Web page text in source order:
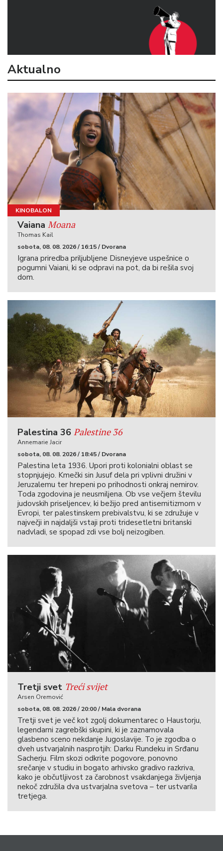
Aktualno
KINOBALON
Vaiana Moana
Thomas Kail
sobota, 08. 08. 2026 / 16:15 / Dvorana
Igrana priredba priljubljene Disneyjeve uspešnice o
pogumni Vaiani, ki se odpravi na pot, da bi rešila svoj
dom.
Palestina 36 Palestine 36
Annemarie Jacir
sobota, 08. 08. 2026 / 18:45 / Dvorana
Palestina leta 1936. Upori proti kolonialni oblast se
stopnjujejo. Kmečki sin Jusuf dela pri vplivni družini v
Jeruzalemu ter hrepeni po prihodnosti onkraj nemirov.
Toda zgodovina je neusmiljena. Ob vse večjem številu
judovskih priseljencev, ki bežijo pred antisemitizmom v
Evropi, ter palestinskem prebivalstvu, ki se združuje v
največji in najdaljši vstaji proti tridesetletni britanski
nadvladi, se spopad zdi vse bolj neizogiben.
Tretji svet Treći svijet
Arsen Oremović
sobota, 08. 08. 2026 / 20:00 / Mala dvorana
Tretji svet je več kot zgolj dokumentarec o Haustorju,
legendarni zagrebški skupini, ki je zaznamovala
glasbeno sceno nekdanje Jugoslavije. To je zgodba o
dveh ustvarjalnih nasprotjih: Darku Rundeku in Srđanu
Sacherju. Film skozi odkrite pogovore, ponovno
srečanje v studiu in bogato arhivsko gradivo razkriva,
kako je občutljivost za čarobnost vsakdanjega življenja
nekoč združila dva ustvarjalna svetova – ter ustvarila
tretjega.